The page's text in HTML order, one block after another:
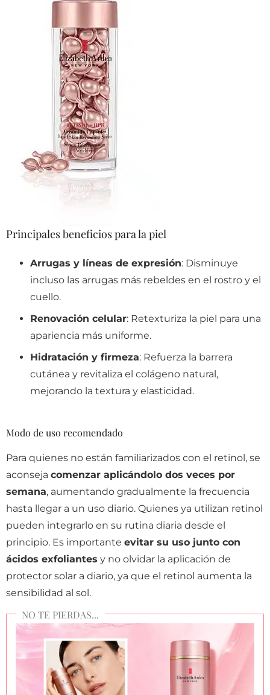
Principales beneficios para la piel
Arrugas y líneas de expresión: Disminuye
incluso las arrugas más rebeldes en el rostro y el
cuello.
Renovación celular: Retexturiza la piel para una
apariencia más uniforme.
Hidratación y firmeza: Refuerza la barrera
cutánea y revitaliza el colágeno natural,
mejorando la textura y elasticidad.
Modo de uso recomendado
Para quienes no están familiarizados con el retinol, se
aconseja comenzar aplicándolo dos veces por
semana, aumentando gradualmente la frecuencia
hasta llegar a un uso diario. Quienes ya utilizan retinol
pueden integrarlo en su rutina diaria desde el
principio. Es importante evitar su uso junto con
ácidos exfoliantes y no olvidar la aplicación de
protector solar a diario, ya que el retinol aumenta la
sensibilidad al sol.